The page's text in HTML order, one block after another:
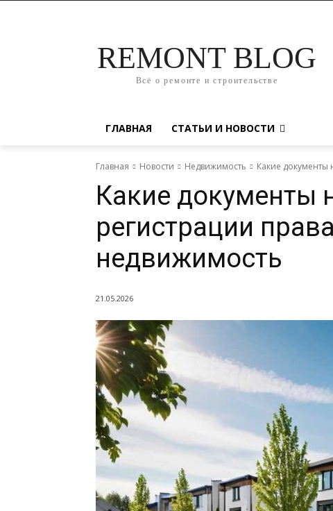
REMONT BLOG
Всё о ремонте и строительстве
ГЛАВНАЯ СТАТЬИ И НОВОСТИ
Главная Новости Недвижимость Какие документы
Какие документы
регистрации
недвижимость
21.05.2026